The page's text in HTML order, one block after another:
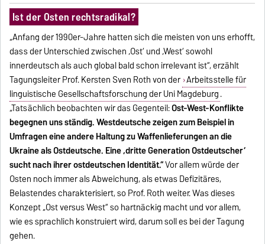
Ist der Osten rechtsradikal?
„Anfang der 1990er-Jahre hatten sich die meisten von uns erhofft,
dass der Unterschied zwischen ‚Ost‘ und ‚West‘ sowohl
innerdeutsch als auch global bald schon irrelevant ist“, erzählt
Tagungsleiter Prof. Kersten Sven Roth von der Arbeitsstelle für
linguistische Gesellschaftsforschung der Uni Magdeburg.
„Tatsächlich beobachten wir das Gegenteil:Ost-West-Konflikte
begegnen uns ständig. Westdeutsche zeigen zum Beispiel in
Umfragen eine andere Haltung zu Waffenlieferungen an die
Ukraine als Ostdeutsche. Eine ‚dritte Generation Ostdeutscher‘
sucht nach ihrer ostdeutschen Identität.“Vor allem würde der
Osten noch immer als Abweichung, als etwas Defizitäres,
Belastendes charakterisiert, so Prof. Roth weiter. Was dieses
Konzept „Ost versus West“ so hartnäckig macht und vor allem,
wie es sprachlich konstruiert wird, darum soll es bei der Tagung
gehen.